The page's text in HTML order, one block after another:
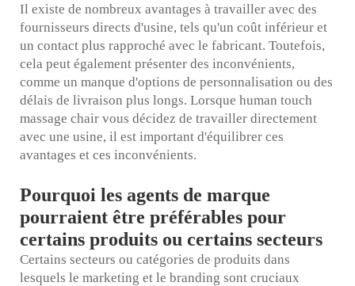
Il existe de nombreux avantages à travailler avec des
fournisseurs directs d'usine, tels qu'un coût inférieur et
un contact plus rapproché avec le fabricant. Toutefois,
cela peut également présenter des inconvénients,
comme un manque d'options de personnalisation ou des
délais de livraison plus longs. Lorsque human touch
massage chair vous décidez de travailler directement
avec une usine, il est important d'équilibrer ces
avantages et ces inconvénients.
Pourquoi les agents de marque
pourraient être préférables pour
certains produits ou certains secteurs
Certains secteurs ou catégories de produits dans
lesquels le marketing et le branding sont cruciaux